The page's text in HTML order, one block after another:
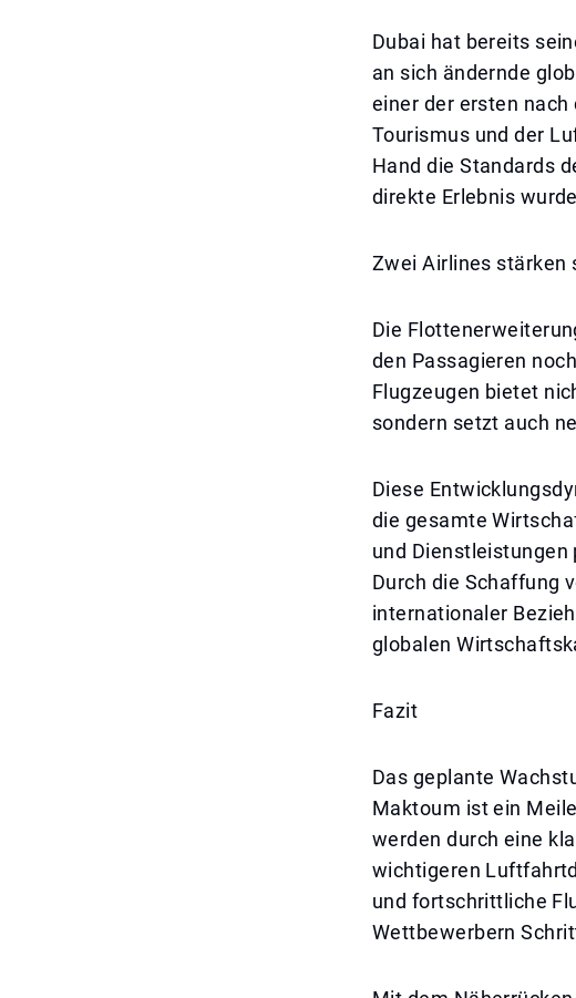
Dubai hat bereits
an sich ändernde
einer der ersten
Tourismus und der
Hand die Standards
direkte Erlebnis
Zwei Airlines stärken
Die
den Passagieren
Flugzeugen bietet
sondern setzt auch
Diese
die gesamte
und
Durch die Schaffung
internationaler
globalen
Fazit
Das geplante
Maktoum ist ein
werden durch eine
wichtigeren
und fortschrittliche
Wettbewerbern